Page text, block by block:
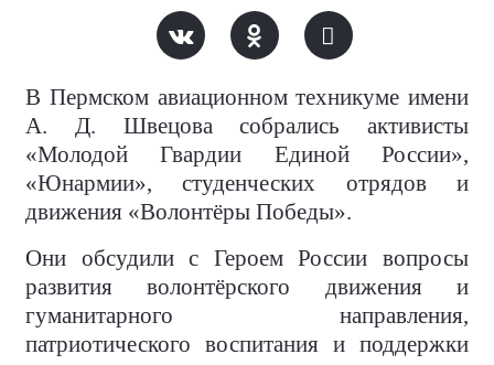
В Пермском авиационном техникуме имени
А. Д. Швецова собрались активисты
«Молодой Гвардии Единой России»,
«Юнармии», студенческих отрядов и
движения «Волонтёры Победы».
Они обсудили с Героем России вопросы
развития волонтёрского движения и
гуманитарного направления,
патриотического воспитания и поддержки